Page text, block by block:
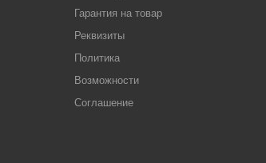
Гарантия на товар
Реквизиты
Политика
Возможности
Соглашение